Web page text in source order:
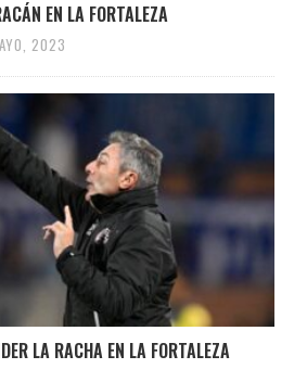
EN LA FORTALEZA
2023
LA RACHA EN LA FORTALEZA